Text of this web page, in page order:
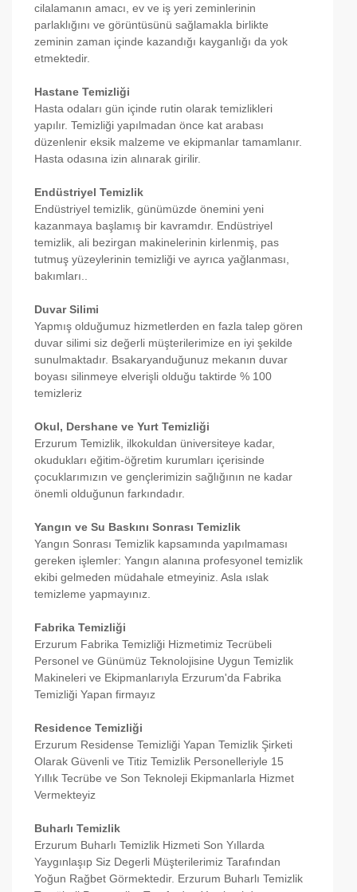
cilalamanın amacı, ev ve iş yeri zeminlerinin
parlaklığını ve görüntüsünü sağlamakla birlikte
zeminin zaman içinde kazandığı kayganlığı da yok
etmektedir.
Hastane Temizliği
Hasta odaları gün içinde rutin olarak temizlikleri
yapılır. Temizliği yapılmadan önce kat arabası
düzenlenir eksik malzeme ve ekipmanlar tamamlanır.
Hasta odasına izin alınarak girilir.
Endüstriyel Temizlik
Endüstriyel temizlik, günümüzde önemini yeni
kazanmaya başlamış bir kavramdır. Endüstriyel
temizlik, ali bezirgan makinelerinin kirlenmiş, pas
tutmuş yüzeylerinin temizliği ve ayrıca yağlanması,
bakımları..
Duvar Silimi
Yapmış olduğumuz hizmetlerden en fazla talep gören
duvar silimi siz değerli müşterilerimize en iyi şekilde
sunulmaktadır. Bsakaryanduğunuz mekanın duvar
boyası silinmeye elverişli olduğu taktirde % 100
temizleriz
Okul, Dershane ve Yurt Temizliği
Erzurum Temizlik, ilkokuldan üniversiteye kadar,
okudukları eğitim-öğretim kurumları içerisinde
çocuklarımızın ve gençlerimizin sağlığının ne kadar
önemli olduğunun farkındadır.
Yangın ve Su Baskını Sonrası Temizlik
Yangın Sonrası Temizlik kapsamında yapılmaması
gereken işlemler: Yangın alanına profesyonel temizlik
ekibi gelmeden müdahale etmeyiniz. Asla ıslak
temizleme yapmayınız.
Fabrika Temizliği
Erzurum Fabrika Temizliği Hizmetimiz Tecrübeli
Personel ve Günümüz Teknolojisine Uygun Temizlik
Makineleri ve Ekipmanlarıyla Erzurum'da Fabrika
Temizliği Yapan firmayız
Residence Temizliği
Erzurum Residense Temizliği Yapan Temizlik Şirketi
Olarak Güvenli ve Titiz Temizlik Personelleriyle 15
Yıllık Tecrübe ve Son Teknoleji Ekipmanlarla Hizmet
Vermekteyiz
Buharlı Temizlik
Erzurum Buharlı Temizlik Hizmeti Son Yıllarda
Yaygınlaşıp Siz Degerli Müşterilerimiz Tarafından
Yoğun Rağbet Görmektedir. Erzurum Buharlı Temizlik